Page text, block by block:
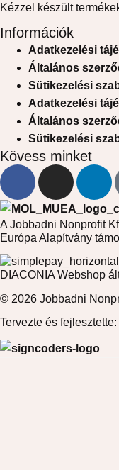
Kézzel készült
Információk
Adatkezelési
Általános
Sütikezelési
Adatkezelési
Általános
Sütikezelési
Kövess minket
A Jobbadni Nonprofit
Európa Alapítvány
DIACONIA Webshop
© 2026 Jobbadni
Tervezte és fejlesztette: